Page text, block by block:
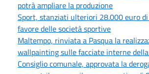
potrà ampliare la produzione
Sport, stanziati ulteriori 28.000 euro
favore delle società sportive
Maltempo, rinviata a Pasqua la
wallpainting sulle facciate interne della
Consiglio comunale, approvata la